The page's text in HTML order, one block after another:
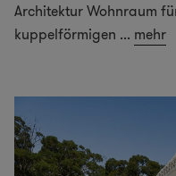
Architektur Wohnraum
kuppelförmigen ... mehr